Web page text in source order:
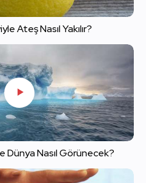
Ateş Nasıl Yakılır?
Dünya Nasıl Görünecek?